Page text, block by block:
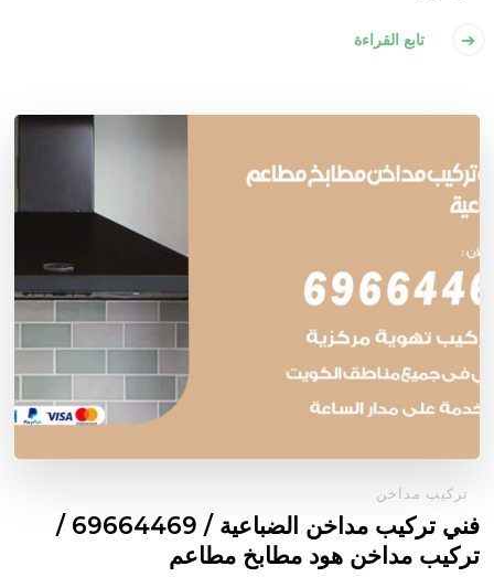
تابع القراءة
تركيب مداخن
فني تركيب مداخن الضباعية / 69664469 /
تركيب مداخن هود مطابخ مطاعم